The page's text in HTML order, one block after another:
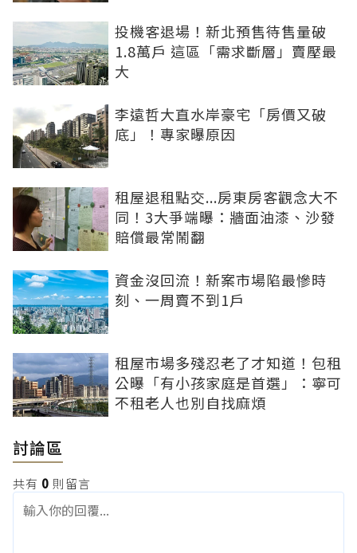
投機客退場！新北預售待售量破
1.8萬戶 這區「需求斷層」賣壓最
大
李遠哲大直水岸豪宅「房價又破
底」！專家曝原因
租屋退租點交...房東房客觀念大不
同！3大爭端曝：牆面油漆、沙發
賠償最常鬧翻
資金沒回流！新案市場陷最慘時
刻、一周賣不到1戶
租屋市場多殘忍老了才知道！包租
公曝「有小孩家庭是首選」：寧可
不租老人也別自找麻煩
討論區
共有 0 則留言